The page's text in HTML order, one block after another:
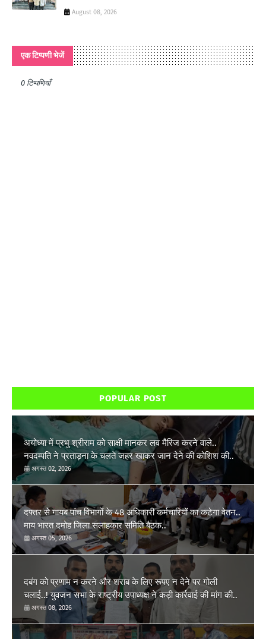
August 08, 2026
एक टिप्पणी भेजें
0 टिप्पणियाँ
POPULAR POST
अयोध्या में प्रभु श्रीराम को साक्षी मानकर लव मैरिज करने वाले..
नवदम्पति ने प्रताड़ना के चलते जहर खाकर जान देने की कोशिश की..
अगस्त 02, 2026
दफ्तर से गायब पांच विभागों के 48 अधिकारी कर्मचारियों का कटेगा वेतन..
माय भारत दमोह जिला सलाहकार समिति बैठक..
अगस्त 05, 2026
दबंग को प्रणाम न करने और शराब के लिए रूपए न देने पर गोली
चलाई..! युवजन सभा के राष्ट्रीय उपाध्यक्ष ने कड़ी कार्रवाई की मांग की..
अगस्त 08, 2026